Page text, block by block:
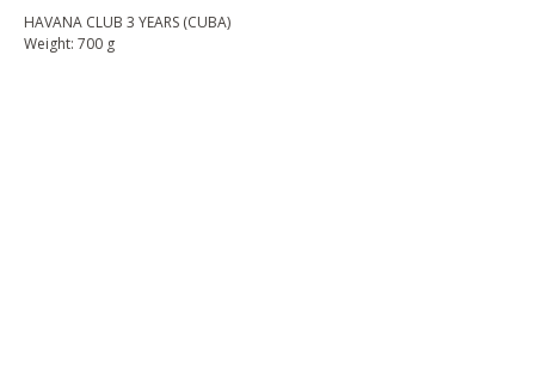
HAVANA CLUB 3 YEARS (CUBA)
Weight: 700 g